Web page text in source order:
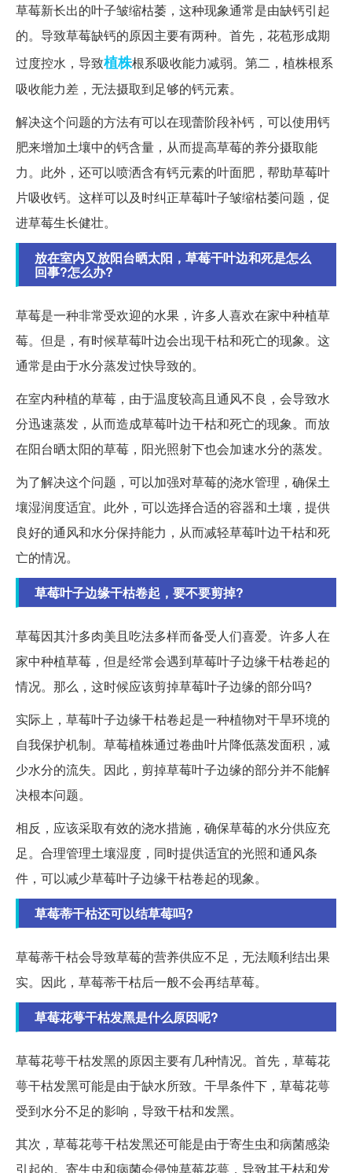
草莓新长出的叶子皱缩枯萎，这种现象通常是由缺钙引起
的。导致草莓缺钙的原因主要有两种。首先，花苞形成期
过度控水，导致植株根系吸收能力减弱。第二，植株根系
吸收能力差，无法摄取到足够的钙元素。
解决这个问题的方法有可以在现蕾阶段补钙，可以使用钙
肥来增加土壤中的钙含量，从而提高草莓的养分摄取能
力。此外，还可以喷洒含有钙元素的叶面肥，帮助草莓叶
片吸收钙。这样可以及时纠正草莓叶子皱缩枯萎问题，促
进草莓生长健壮。
放在室内又放阳台晒太阳，草莓干叶边和死是怎么
回事?怎么办?
草莓是一种非常受欢迎的水果，许多人喜欢在家中种植草
莓。但是，有时候草莓叶边会出现干枯和死亡的现象。这
通常是由于水分蒸发过快导致的。
在室内种植的草莓，由于温度较高且通风不良，会导致水
分迅速蒸发，从而造成草莓叶边干枯和死亡的现象。而放
在阳台晒太阳的草莓，阳光照射下也会加速水分的蒸发。
为了解决这个问题，可以加强对草莓的浇水管理，确保土
壤湿润度适宜。此外，可以选择合适的容器和土壤，提供
良好的通风和水分保持能力，从而减轻草莓叶边干枯和死
亡的情况。
草莓叶子边缘干枯卷起，要不要剪掉?
草莓因其汁多肉美且吃法多样而备受人们喜爱。许多人在
家中种植草莓，但是经常会遇到草莓叶子边缘干枯卷起的
情况。那么，这时候应该剪掉草莓叶子边缘的部分吗?
实际上，草莓叶子边缘干枯卷起是一种植物对干旱环境的
自我保护机制。草莓植株通过卷曲叶片降低蒸发面积，减
少水分的流失。因此，剪掉草莓叶子边缘的部分并不能解
决根本问题。
相反，应该采取有效的浇水措施，确保草莓的水分供应充
足。合理管理土壤湿度，同时提供适宜的光照和通风条
件，可以减少草莓叶子边缘干枯卷起的现象。
草莓蒂干枯还可以结草莓吗?
草莓蒂干枯会导致草莓的营养供应不足，无法顺利结出果
实。因此，草莓蒂干枯后一般不会再结草莓。
草莓花萼干枯发黑是什么原因呢?
草莓花萼干枯发黑的原因主要有几种情况。首先，草莓花
萼干枯发黑可能是由于缺水所致。干旱条件下，草莓花萼
受到水分不足的影响，导致干枯和发黑。
其次，草莓花萼干枯发黑还可能是由于寄生虫和病菌感染
引起的。寄生虫和病菌会侵蚀草莓花萼，导致其干枯和发